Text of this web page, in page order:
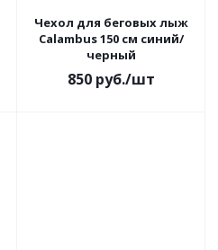
Чехол для беговых лыж
Calambus 150 см синий/
черный
850 руб./шт